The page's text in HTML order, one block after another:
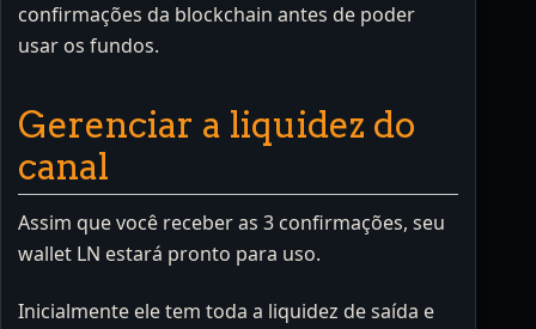
confirmações da blockchain antes de poder
usar os fundos.
Gerenciar a liquidez do
canal
Assim que você receber as 3 confirmações, seu
wallet LN estará pronto para uso.
Inicialmente ele tem toda a liquidez de saída e